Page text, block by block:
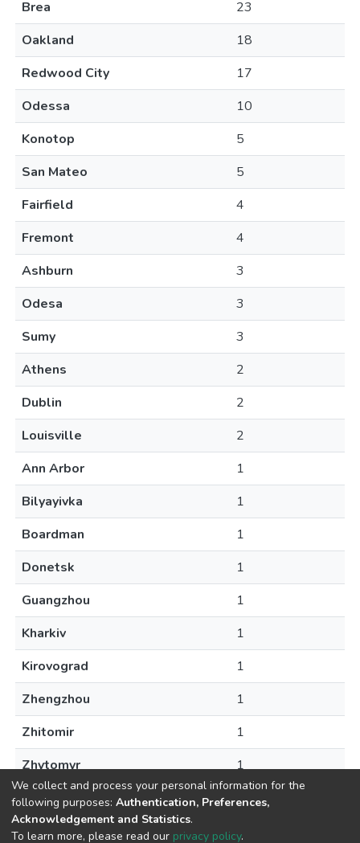
Brea
23
Oakland
18
Redwood City
17
Odessa
10
Konotop
5
San Mateo
5
Fairfield
4
Fremont
4
Ashburn
3
Odesa
3
Sumy
3
Athens
2
Dublin
2
Louisville
2
Ann Arbor
1
Bilyayivka
1
Boardman
1
Donetsk
1
Guangzhou
1
Kharkiv
1
Kirovograd
1
Zhengzhou
1
Zhitomir
1
Zhytomyr
1
We collect and process your personal information for the
following purposes: Authentication, Preferences,
Acknowledgement and Statistics.
To learn more, please read our privacy policy.